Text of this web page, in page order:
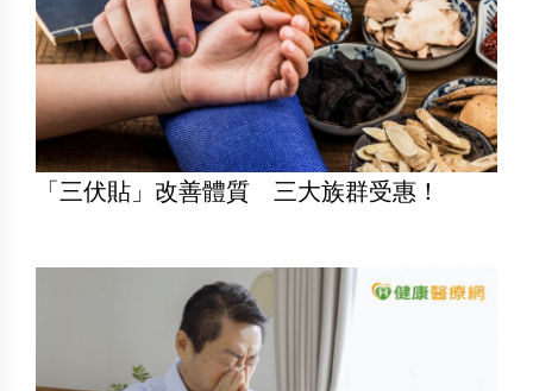
「三伏貼」改善體質 三大族群受惠！